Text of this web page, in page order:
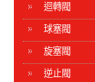
迴轉閥
球塞閥
旋塞閥
逆止閥